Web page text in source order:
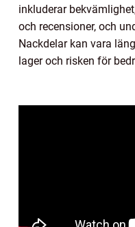
inkluderar
och recensioner, och
Nackdelar kan vara
lager och risken för